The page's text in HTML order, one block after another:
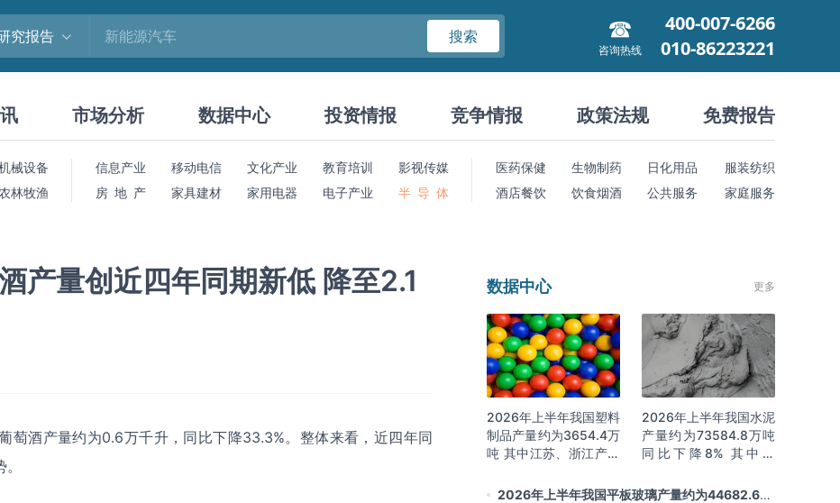
究报告 搜索
咨询热线
400-007-6266
010-86223221
市场分析 数据中心 投资情报 竞争情报 政策法规 免费报告
械设备
农林牧渔
信息产业 移动电信 文化产业 教育培训
影视传媒
房 地 产
家具建材 家用电器 电子产业 半 导 体
医药保健 生物制药 日化用品
服装纺织
酒店餐饮
饮食烟酒 公共服务 家庭服务
产量创近四年同期新低 降至2.1
萄酒产量约为0.6万千升，同比下降33.3%。整体来看，近四年同
数据中心 更多
2026年上半年我国塑料
制品产量约为3654.4万
吨 其中江苏、浙江产量
16.0%
2026年上半年我国水泥
产量约为73584.8万吨
同比下降8% 其中广
名前三
2026年上半年我国平板玻璃产量约为44682.6万